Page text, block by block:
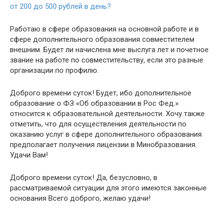
от 200 до 500 рублей в день?
Работаю в сфере образования на основной работе и в
сфере дополнительного образования совместителем
внешним. Будет ли начислена мне выслуга лет и почетное
звание на работе по совместительству, если это разные
организации по профилю.
Доброго времени суток! Будет, ибо дополнительное
образование о ФЗ «Об образовании в Рос Фед.»
относится к образовательной деятельности. Хочу также
отметить, что для осуществления деятельности по
оказанию услуг в сфере дополнительного образования
предполагает получения лицензии в Минобразования.
Удачи Вам!
Доброго времени суток! Да, безусловно, в
рассматриваемой ситуации для этого имеются законные
основания Всего доброго, желаю удачи!